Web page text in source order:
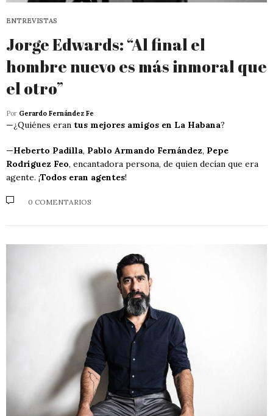
ENTREVISTAS
Jorge Edwards: “Al final el
hombre nuevo es más inmoral que
el otro”
Por Gerardo Fernández Fe
—¿Quiénes eran tus mejores amigos en La Habana?
—Heberto Padilla, Pablo Armando Fernández, Pepe
Rodríguez Feo, encantadora persona, de quien decían que era
agente. ¡Todos eran agentes!
0 COMENTARIOS